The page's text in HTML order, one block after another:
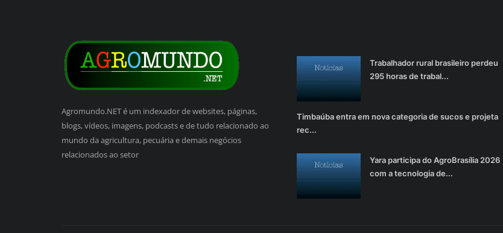
Agromundo.NET é um indexador de websites, páginas,
blogs, vídeos, imagens, podcasts e de tudo relacionado ao
mundo da agricultura, pecuária e demais negócios
relacionados ao setor
Trabalhador rural brasileiro perdeu
295 horas de trabal...
Timbaúba entra em nova categoria de sucos e projeta
rec...
Yara participa do AgroBrasília 2026
com a tecnologia de...